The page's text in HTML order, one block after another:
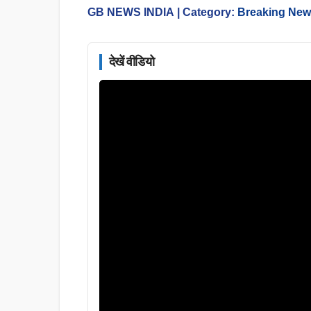
GB NEWS INDIA | Category: Breaking
देखें वीडियो